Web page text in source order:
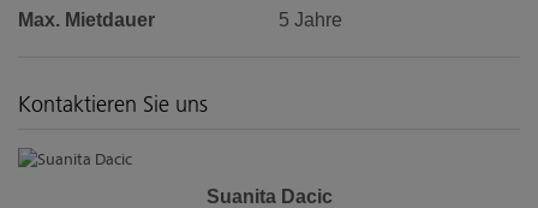
Max. Mietdauer
5 Jahre
Kontaktieren Sie uns
Suanita Dacic